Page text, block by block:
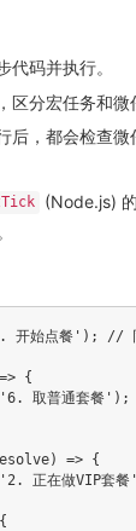
代码并执行。
区分宏任务和微
后，都会检查
(Node.js)
开始点餐' ) ; //
=> {
'6. 取普通套餐' ) ;
) => {
'2. 正在做VIP套餐'
{